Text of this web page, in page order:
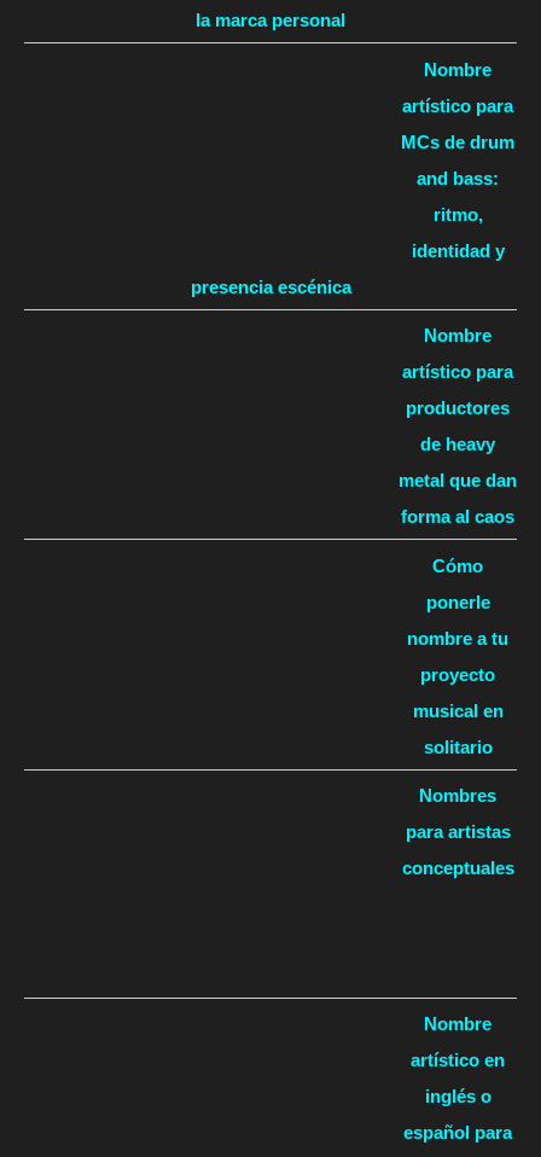
la marca personal
Nombre
artístico para
MCs de drum
and bass:
ritmo,
identidad y
presencia escénica
Nombre
artístico para
productores
de heavy
metal que dan
forma al caos
Cómo
ponerle
nombre a tu
proyecto
musical en
solitario
Nombres
para artistas
conceptuales
Nombre
artístico en
inglés o
español para